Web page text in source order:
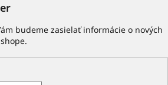
budeme zasielať informácie o nových